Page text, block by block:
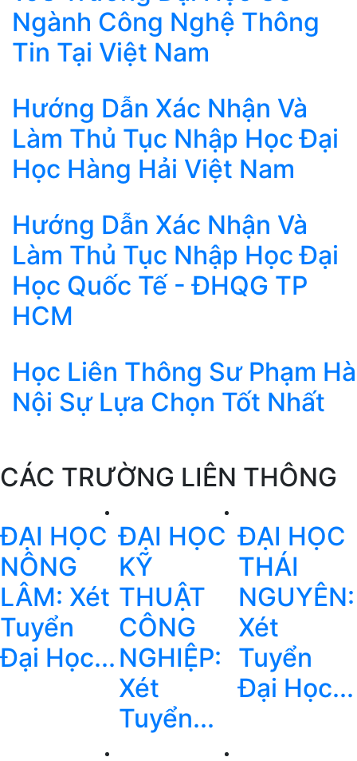
Ngành Công Nghệ Thông
Tin Tại Việt Nam
Hướng Dẫn Xác Nhận Và
Làm Thủ Tục Nhập Học Đại
Học Hàng Hải Việt Nam
Hướng Dẫn Xác Nhận Và
Làm Thủ Tục Nhập Học Đại
Học Quốc Tế - ĐHQG TP
HCM
Học Liên Thông Sư Phạm Hà
Nội Sự Lựa Chọn Tốt Nhất
CÁC TRƯỜNG LIÊN THÔNG
ĐẠI HỌC
NÔNG
LÂM: Xét
Tuyển
Đại Học...
ĐẠI HỌC
KỸ
THUẬT
CÔNG
NGHIỆP:
Xét
Tuyển...
ĐẠI HỌC
THÁI
NGUYÊN:
Xét
Tuyển
Đại Học...